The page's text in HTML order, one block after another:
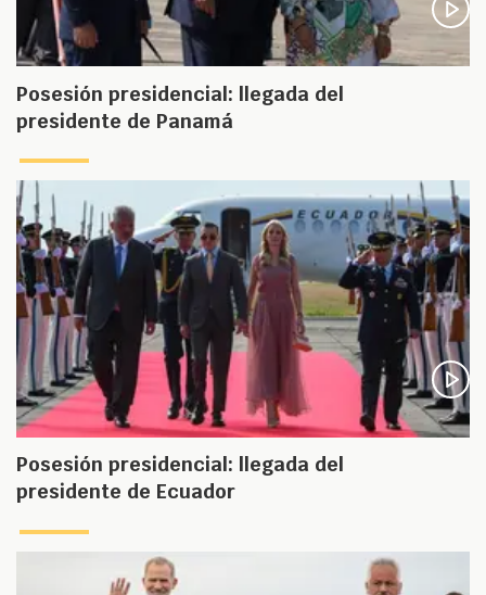
Posesión presidencial: llegada del
presidente de Panamá
Posesión presidencial: llegada del
presidente de Ecuador